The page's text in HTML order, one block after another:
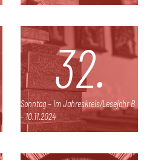
32.
Sonntag – im Jahreskreis/Lesejahr B
- 10.11.2024